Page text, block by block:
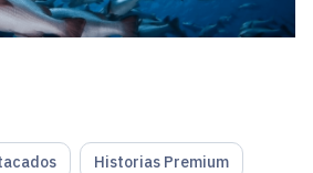
Historias Premium